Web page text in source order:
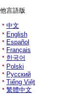
他言語版
中文
English
Español
Français
한국어
Polski
Русский
Tiếng Việt
繁體中文